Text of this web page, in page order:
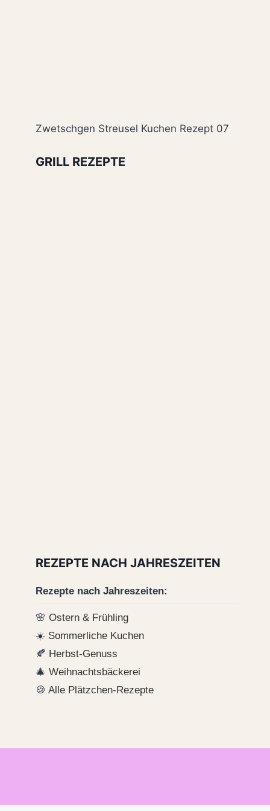
Zwetschgen Streusel Kuchen Rezept 07
GRILL REZEPTE
REZEPTE NACH JAHRESZEITEN
Rezepte nach Jahreszeiten:
🌸Ostern & Frühling
☀️ Sommerliche Kuchen
🍂 Herbst-Genuss
🎄Weihnachtsbäckerei
🍪Alle Plätzchen-Rezepte